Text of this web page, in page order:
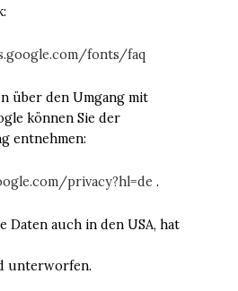
fonts/faq
über den Umgang mit
können Sie der
entnehmen:
privacy?hl=de .
Daten auch in den USA, hat
unterworfen.